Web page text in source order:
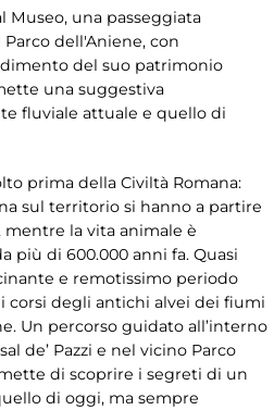
Museo, una passeggiata
dell'Aniene, con
del suo patrimonio
una suggestiva
fluviale attuale e quello di
prima della Civiltà Romana:
sul territorio si hanno a partire
mentre la vita animale è
più di 600.000 anni fa. Quasi
e remotissimo periodo
corsi degli antichi alvei dei fiumi
Un percorso guidato all’interno
de’ Pazzi e nel vicino Parco
di scoprire i segreti di un
di oggi, ma sempre